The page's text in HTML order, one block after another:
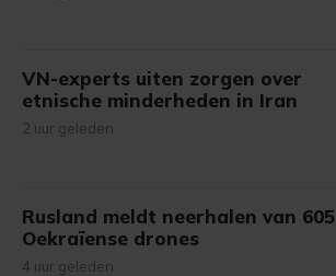
VN-experts uiten zorgen over
etnische minderheden in Iran
2 uur geleden
Rusland meldt neerhalen van 605
Oekraïense drones
4 uur geleden